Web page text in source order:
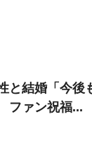
と結婚「今後
ファン祝福...